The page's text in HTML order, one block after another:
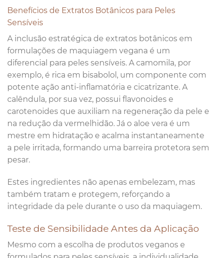
Benefícios de Extratos Botânicos para Peles
Sensíveis
A inclusão estratégica de extratos botânicos em
formulações de maquiagem vegana é um
diferencial para peles sensíveis. A camomila, por
exemplo, é rica em bisabolol, um componente com
potente ação anti-inflamatória e cicatrizante. A
calêndula, por sua vez, possui flavonoides e
carotenoides que auxiliam na regeneração da pele e
na redução da vermelhidão. Já o aloe vera é um
mestre em hidratação e acalma instantaneamente
a pele irritada, formando uma barreira protetora sem
pesar.
Estes ingredientes não apenas embelezam, mas
também tratam e protegem, reforçando a
integridade da pele durante o uso da maquiagem.
Teste de Sensibilidade Antes da Aplicação
Mesmo com a escolha de produtos veganos e